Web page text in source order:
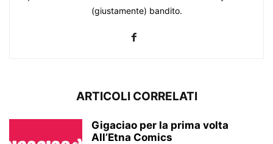
(giustamente) bandito.
ARTICOLI CORRELATI
Gigaciao per la prima volta
All’Etna Comics